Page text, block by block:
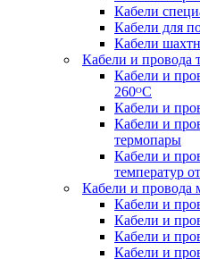
Кабели
Кабели для
Кабели
Кабели и провода
Кабели и
260ᴼС
Кабели и
Кабели и
термопары
Кабели и
температур
Кабели и провода
Кабели и
Кабели и
Кабели и
Кабели и